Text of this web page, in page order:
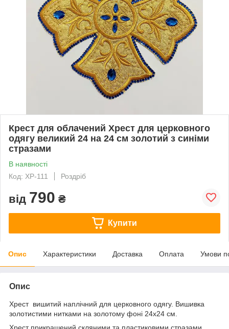
Крест для облачений Хрест для церковного
одягу великий 24 на 24 см золотий з синіми
стразами
В наявності
Код: ХР-111
Роздріб
від 790 ₴
Купити
Опис Характеристики Доставка Оплата Умови
Опис
Хрест вишитий наплічний для церковного одягу. Вишивка
золотистими нитками на золотому фоні 24х24 см.
Хрест прикрашений скляними та пластиковими стразами